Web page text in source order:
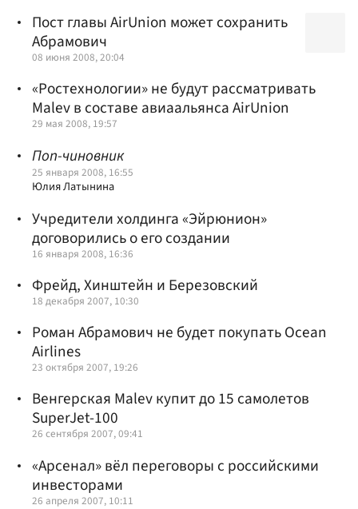
Пост главы AirUnion может сохранить
Абрамович
08 июня 2008, 20:04
«Ростехнологии» не будут рассматривать
Malev в составе авиаальянса AirUnion
29 мая 2008, 19:57
Поп-чиновник
25 января 2008, 16:55
Юлия Латынина
Учредители холдинга «Эйрюнион»
договорились о его создании
16 января 2008, 16:36
Фрейд, Хинштейн и Березовский
18 декабря 2007, 10:30
Роман Абрамович не будет покупать Ocean
Airlines
23 октября 2007, 19:26
Венгерская Malev купит до 15 самолетов
SuperJet-100
26 сентября 2007, 09:41
«Арсенал» вёл переговоры с российскими
инвесторами
26 апреля 2007, 10:11